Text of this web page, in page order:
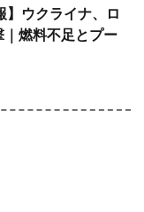
】ウクライナ、ロ
燃料不足とプー